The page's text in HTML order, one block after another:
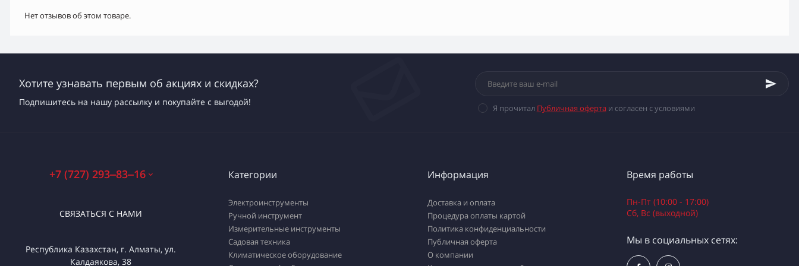
Нет отзывов об этом товаре.
Хотите узнавать первым об акциях и скидках?
Подпишитесь на нашу рассылку и покупайте с выгодой!
Я прочитал Публичная офертаи согласен с условиями
+7 (727) 293‒83‒16
СВЯЗАТЬСЯ С НАМИ
Республика Казахстан, г. Алматы, ул.
Калдаякова, 38
Категории
Электроинструменты
Ручной инструмент
Измерительные инструменты
Садовая техника
Климатическое оборудование
Информация
Доставка и оплата
Процедура оплаты картой
Политика конфиденциальности
Публичная оферта
О компании
Время работы
Пн-Пт (10:00 - 17:00)
Сб, Вс (выходной)
Мы в социальных сетях: